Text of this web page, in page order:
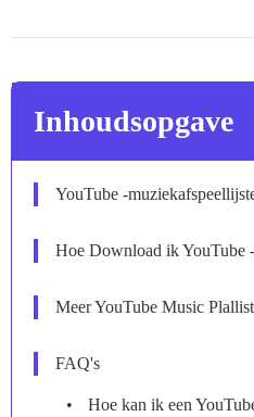
Inhoudsopgave
YouTube -
Hoe Download ik YouTube
Meer YouTube Music
FAQ's
Hoe kan ik een